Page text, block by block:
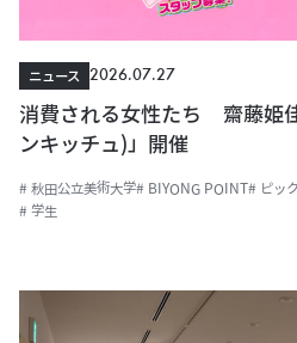
ニュース
2026.07.27
消費される女性たち 齋藤姫
ンキッチュ)」開催
# 秋田公立美術大学# BIYONG POINT# ピッ
# 学生